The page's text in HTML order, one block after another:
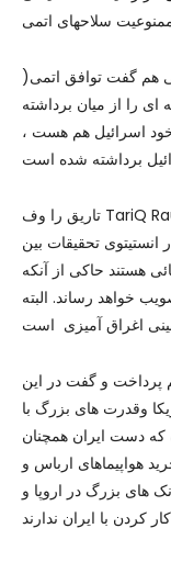
هم گفت توافق اتمی(
را از میان برداشته
اسرائیل هم هست ،
تاریق را وف TariQ Rauf مدیر امور خلع سلاح، کنترول تسلیحات و
تحقیقات بین
هستند حاکی از آنکه
خواهد رساند. البته
پرداخت و گفت در این
وقدرت های بزرگ با
که دست ایران همچنان
هواپیماهای ارباس و
های بزرگ در اروپا و